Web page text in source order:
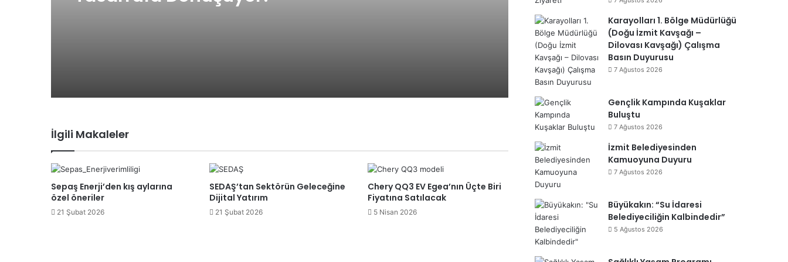
Vatandaşların Hizmetinde
Eğitimin Geleceğini Konuştu
Fatma Başkan Tekno Garaj’daki
Çalışmaları yerinde inceledi
İlgili Makaleler
Sepaş Enerji’den kış aylarına
özel öneriler
21 Şubat 2026
SEDAŞ’tan Sektörün Geleceğine
Dijital Yatırım
21 Şubat 2026
Chery QQ3 EV Egea’nın Üçte Biri
Fiyatına Satılacak
5 Nisan 2026
Karayolları 1. Bölge Müdürlüğü
(Doğu İzmit Kavşağı –
Dilovası Kavşağı) Çalışma
Basın Duyurusu
7 Ağustos 2026
Gençlik Kampında Kuşaklar
Buluştu
7 Ağustos 2026
İzmit Belediyesinden
Kamuoyuna Duyuru
7 Ağustos 2026
Büyükakın: “Su İdaresi
Belediyeciliğin Kalbindedir”
5 Ağustos 2026